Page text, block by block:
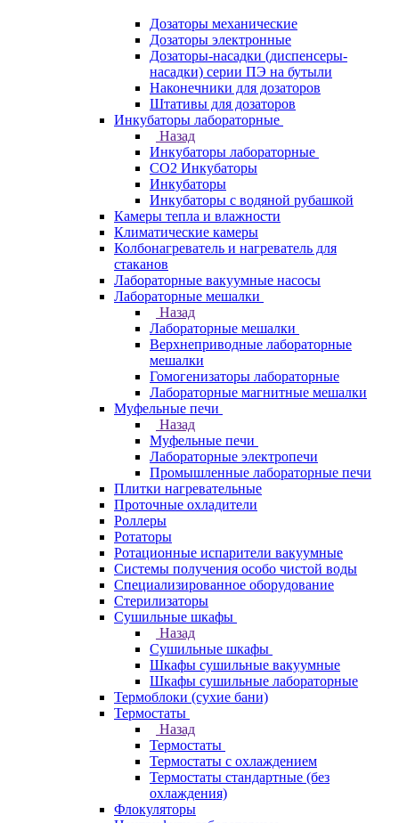
Дозаторы механические
Дозаторы электронные
Дозаторы-насадки (диспенсеры-
насадки) серии ПЭ на бутыли
Наконечники для дозаторов
Штативы для дозаторов
Инкубаторы лабораторные
Назад
Инкубаторы лабораторные
CO2 Инкубаторы
Инкубаторы
Инкубаторы с водяной рубашкой
Камеры тепла и влажности
Климатические камеры
Колбонагреватель и нагреватель для
стаканов
Лабораторные вакуумные насосы
Лабораторные мешалки
Назад
Лабораторные мешалки
Верхнеприводные лабораторные
мешалки
Гомогенизаторы лабораторные
Лабораторные магнитные мешалки
Муфельные печи
Назад
Муфельные печи
Лабораторные электропечи
Промышленные лабораторные печи
Плитки нагревательные
Проточные охладители
Роллеры
Ротаторы
Ротационные испарители вакуумные
Системы получения особо чистой воды
Специализированное оборудование
Стерилизаторы
Сушильные шкафы
Назад
Сушильные шкафы
Шкафы сушильные вакуумные
Шкафы сушильные лабораторные
Термоблоки (сухие бани)
Термостаты
Назад
Термостаты
Термостаты с охлаждением
Термостаты стандартные (без
охлаждения)
Флокуляторы